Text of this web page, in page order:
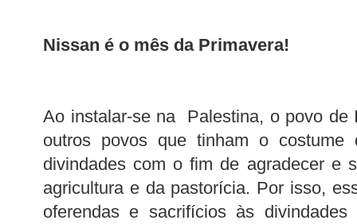
Nissan é o mês da Primavera!
Ao instalar-se na Palestina, o povo de
outros povos que tinham o
divindades com o fim de agradecer e
agricultura e da pastorícia. Por isso,
oferendas e sacrifícios às